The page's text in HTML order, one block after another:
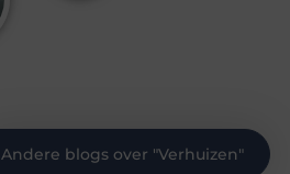
Andere blogs over "Verhuizen"